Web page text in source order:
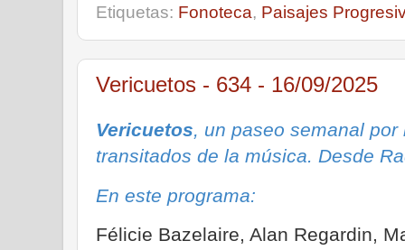
Etiquetas: Fonoteca, Paisajes
Vericuetos - 634 - 16/09/2025
Vericuetos, un paseo semanal
transitados de la música. Desde
En este programa:
Félicie Bazelaire, Alan Regardin,